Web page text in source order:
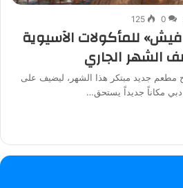
0
125
للمأكولات الآسيوية
الشهر الجاري
مطعم جديد مبتكر هذا الشهر، ليضيف على
مكاناً جديداً يستحق…